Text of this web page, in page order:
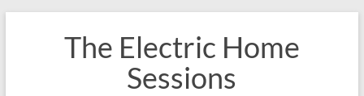
The Electric Home
Sessions